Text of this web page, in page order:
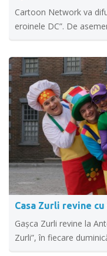
Cartoon Network va
eroinele DC”. De
Casa Zurli revine
Gaşca Zurli revine la
Zurli”, în fiecare